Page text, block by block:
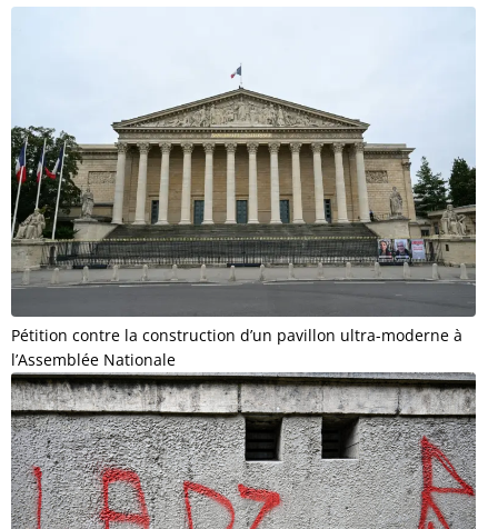
Pétition contre la construction d’un pavillon ultra-moderne à
l’Assemblée Nationale